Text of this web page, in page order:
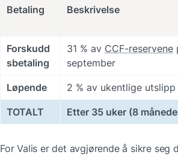
Betaling Beskrivelse
Forskudd
sbetaling
31 % av CCF-reservene
september
Løpende 2 % av ukentlige
TOTALT Etter 35 uker (8
For Valis er det avgjørende å sikre seg